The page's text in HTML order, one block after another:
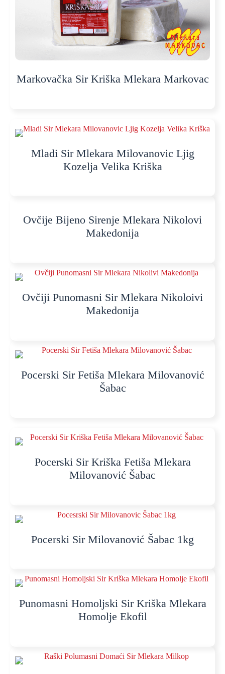
Markovačka Sir Kriška Mlekara Markovac
Mladi Sir Mlekara Milovanovic Ljig
Kozelja Velika Kriška
Ovčije Bijeno Sirenje Mlekara Nikolovi
Makedonija
Ovčiji Punomasni Sir Mlekara Nikoloivi
Makedonija
Pocerski Sir Fetiša Mlekara Milovanović
Šabac
Pocerski Sir Kriška Fetiša Mlekara
Milovanović Šabac
Pocerski Sir Milovanović Šabac 1kg
Punomasni Homoljski Sir Kriška Mlekara
Homolje Ekofil